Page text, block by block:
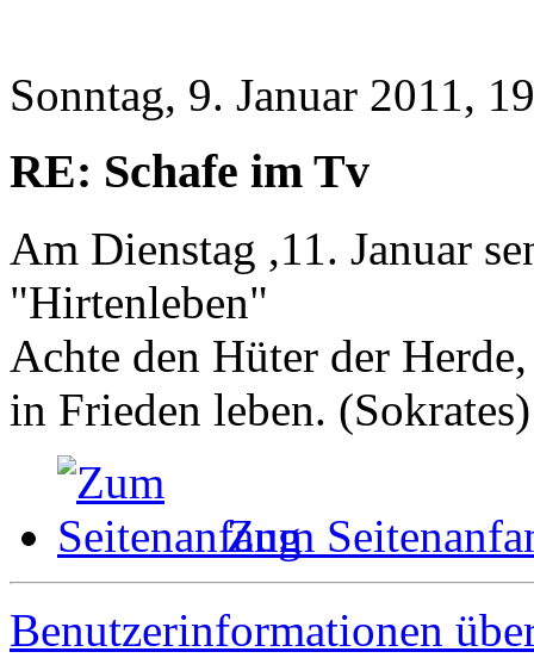
Sonntag, 9. Januar 2011,
RE: Schafe im Tv
Am Dienstag ,11. Januar
"Hirtenleben"
Achte den Hüter der
in Frieden leben. (Sokrates)
Zum
Benutzerinformationen